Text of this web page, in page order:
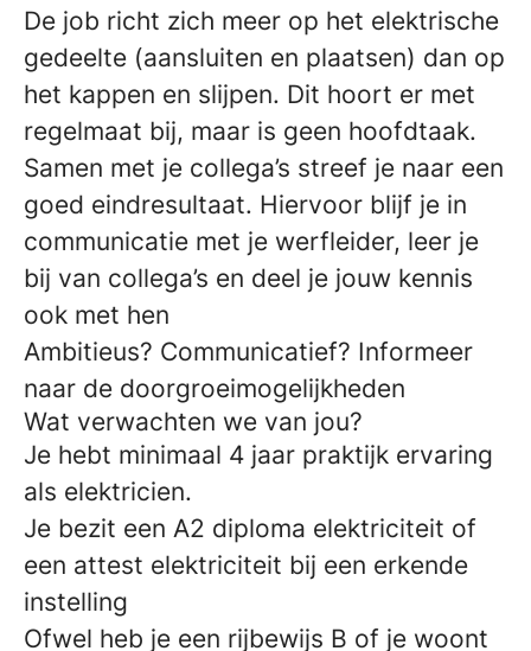
De job richt zich meer op het elektrische
gedeelte (aansluiten en plaatsen) dan op
het kappen en slijpen. Dit hoort er met
regelmaat bij, maar is geen hoofdtaak.
Samen met je collega’s streef je naar een
goed eindresultaat. Hiervoor blijf je in
communicatie met je werfleider, leer je
bij van collega’s en deel je jouw kennis
ook met hen
Ambitieus? Communicatief? Informeer
naar de doorgroeimogelijkheden
Wat verwachten we van jou?
Je hebt minimaal 4 jaar praktijk ervaring
als elektricien.
Je bezit een A2 diploma elektriciteit of
een attest elektriciteit bij een erkende
instelling
Ofwel heb je een rijbewijs B of je woont